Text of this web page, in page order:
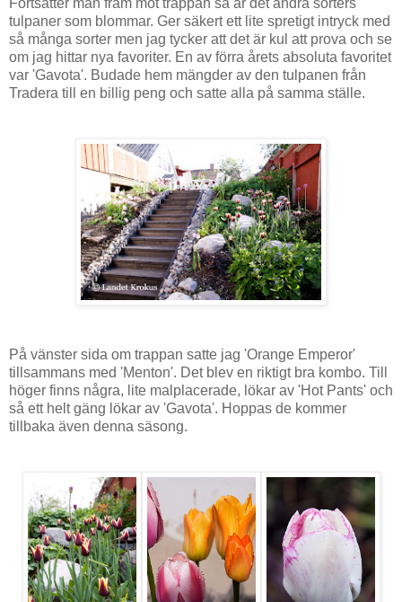
Fortsätter man fram mot trappan så är det andra sorters
tulpaner som blommar. Ger säkert ett lite spretigt intryck med
så många sorter men jag tycker att det är kul att prova och se
om jag hittar nya favoriter. En av förra årets absoluta favoritet
var 'Gavota'. Budade hem mängder av den tulpanen från
Tradera till en billig peng och satte alla på samma ställe.
På vänster sida om trappan satte jag 'Orange Emperor'
tillsammans med 'Menton'. Det blev en riktigt bra kombo. Till
höger finns några, lite malplacerade, lökar av 'Hot Pants' och
så ett helt gäng lökar av 'Gavota'. Hoppas de kommer
tillbaka även denna säsong.